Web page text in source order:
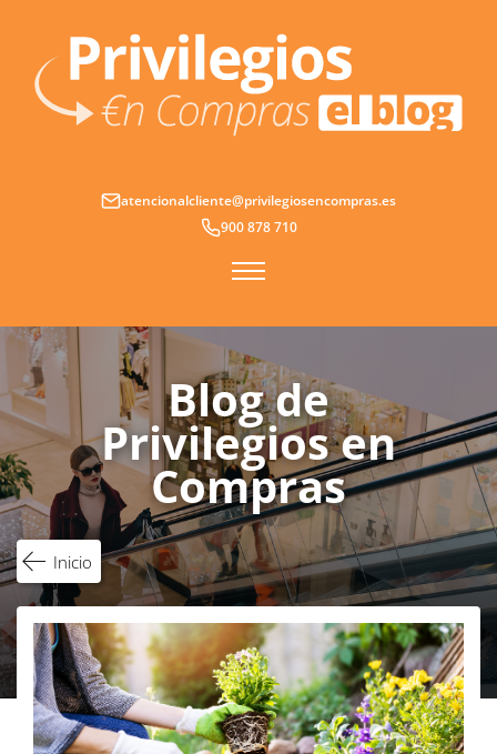
contenido
atencionalcliente@privilegiosencompras.es
900 878 710
Blog de
Privilegios en
Compras
Inicio